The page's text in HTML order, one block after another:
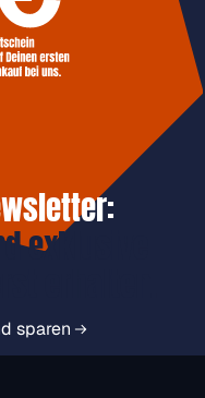
exklusive
sparen